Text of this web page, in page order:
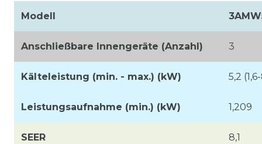
Modell
Anschließbare Innengeräte (Anzahl) 3
Kälteleistung (min. - max.) (kW) 5,2
Leistungsaufnahme (min.) (kW) 1,209
SEER 8,1